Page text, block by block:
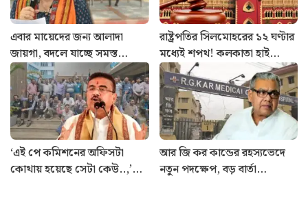
এবার মায়েদের জন্য আলাদা
জায়গা, বদলে যাচ্ছে সমস্ত
বাসস্টপ, যাত্রী পরিষেবার আর কী
কী পরিবর্তন?
রাষ্ট্রপতির সিলমোহরের ১২ ঘণ্টার
মধ্যেই শপথ! কলকাতা হাই
কোর্টে নজিরবিহীন ঘটনা
‘এই পে কমিশনের অফিসটা
কোথায় হয়েছে সেটা কেউ..,’
আর জি কর কান্ডের রহস্যভেদে
নতুন পদক্ষেপ, বড় বার্তা